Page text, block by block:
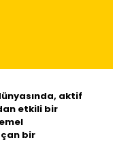
aktif
etkili bir
bir